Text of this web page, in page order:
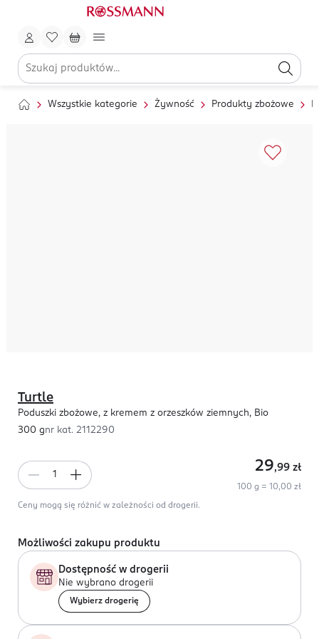
Wszystkie kategorie Żywność Produkty zbożowe
Turtle
Poduszki zbożowe, z kremem z orzeszków ziemnych, Bio
300 gnr kat. 2112290
29,99 zł
100 g = 10,00 zł
Ceny mogą się różnić w zależności od drogerii.
Możliwości zakupu produktu
Dostępność w drogerii
Nie wybrano drogerii
Wybierz drogerię